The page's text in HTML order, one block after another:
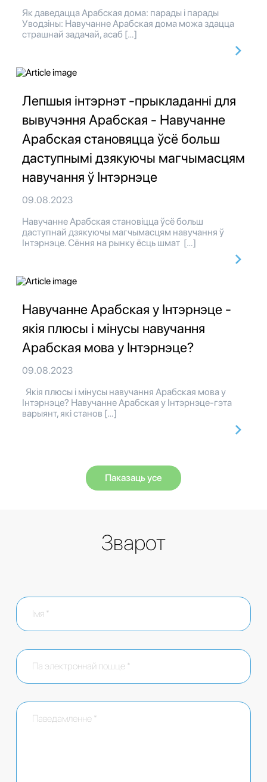
Як даведацца Арабская дома: парады і парады
Уводзіны: Навучанне Арабская дома можа здацца
страшнай задачай, асаб […]
Лепшыя інтэрнэт -прыкладанні для
вывучэння Арабская - Навучанне
Арабская становяцца ўсё больш
даступнымі дзякуючы магчымасцям
навучання ў Інтэрнэце
09.08.2023
Навучанне Арабская становіцца ўсё больш
даступнай дзякуючы магчымасцям навучання ў
Інтэрнэце. Сёння на рынку ёсць шмат […]
Навучанне Арабская у Інтэрнэце -
якія плюсы і мінусы навучання
Арабская мова у Інтэрнэце?
09.08.2023
Якія плюсы і мінусы навучання Арабская мова у
Інтэрнэце? Навучанне Арабская у Інтэрнэце-гэта
варыянт, які станов […]
Паказаць усе
Зварот